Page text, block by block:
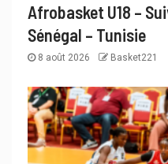
Afrobasket U18 –
Sénégal – Tunisie
8 août 2026 Basket221